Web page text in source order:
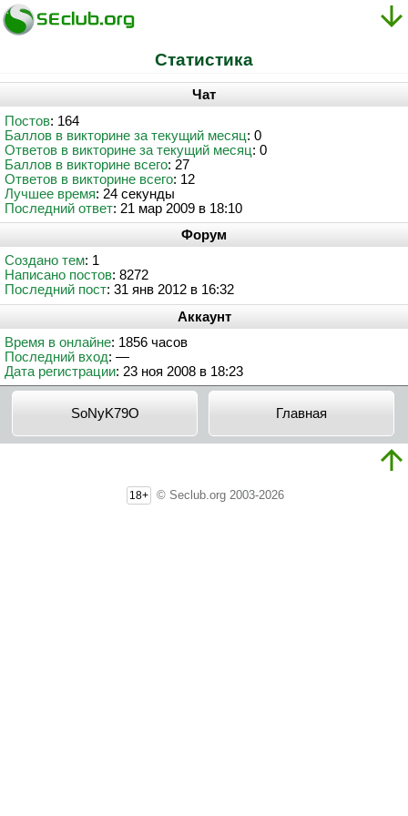
Статистика
Чат
Постов: 164
Баллов в викторине за текущий месяц: 0
Ответов в викторине за текущий месяц: 0
Баллов в викторине всего: 27
Ответов в викторине всего: 12
Лучшее время: 24 секунды
Последний ответ: 21 мар 2009 в 18:10
Форум
Создано тем: 1
Написано постов: 8272
Последний пост: 31 янв 2012 в 16:32
Аккаунт
Время в онлайне: 1856 часов
Последний вход: —
Дата регистрации: 23 ноя 2008 в 18:23
SoNyK79O Главная
18+ © Seclub.org 2003-2026